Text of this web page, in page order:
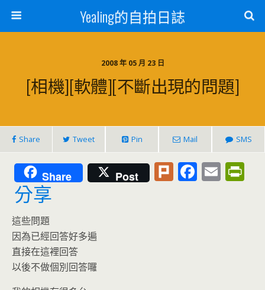
Yealing的自拍日誌
2008 年 05 月 23 日
[相機][軟體][不斷出現的問題]
Share Tweet Pin Mail SMS
Share Post Pl F E
分享
這些問題
因為已經回答好多遍
直接在這裡回答
以後不做個別回答囉